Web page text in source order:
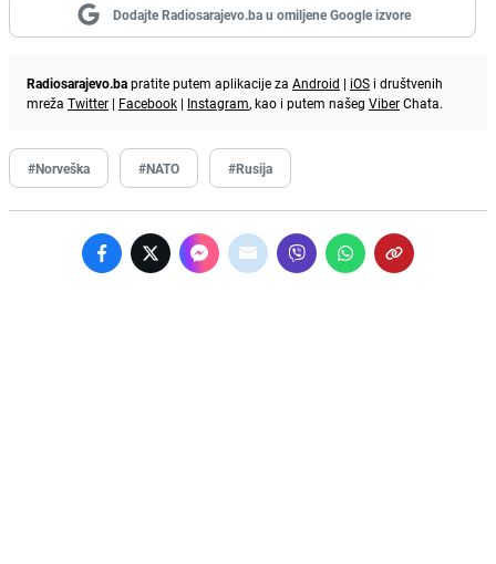
Dodajte Radiosarajevo.ba u omiljene Google izvore
Radiosarajevo.bapratite putem aplikacije za Android | iOS i društvenih
mreža Twitter | Facebook | Instagram, kao i putem našeg ViberChata.
#Norveška #NATO #Rusija